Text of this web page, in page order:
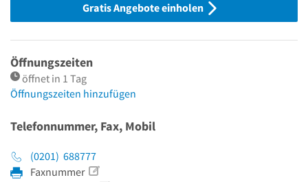
Gratis Angebote einholen
Öffnungszeiten
öffnet in 1 Tag
Öffnungszeiten hinzufügen
Telefonnummer, Fax, Mobil
(0201) 688777
Faxnummer